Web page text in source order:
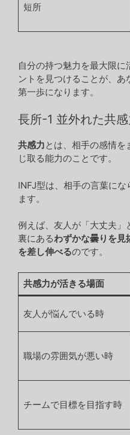
短所
自分の持つ魅力を最大限
ントを見つけることが、
第一歩になります。
長所-1 並外れた共
共感力とは、相手の感情
じ取る能力のことです。
INFJ型は、相手の言葉に
ます。
例えば、友人が「大丈夫
裏にあるわずかな曇りを見
を差し伸べるのです。
共感力が活きる場面
友人が悩んでいる時
職場の雰囲気が悪い時
チームで目標を目指す時